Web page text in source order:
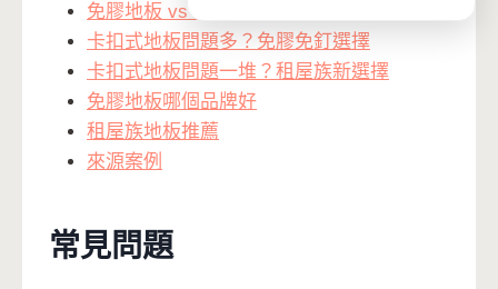
免膠地板 vs 卡扣式地板哪種好？
卡扣式地板問題多？免膠免釘選擇
卡扣式地板問題一堆？租屋族新選擇
免膠地板哪個品牌好
租屋族地板推薦
來源案例
常見問題